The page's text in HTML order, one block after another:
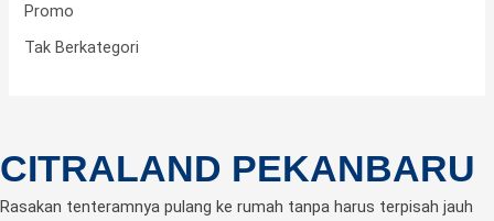
Promo
Tak Berkategori
CITRALAND PEKANBARU
Rasakan tenteramnya pulang ke rumah tanpa harus terpisah jauh